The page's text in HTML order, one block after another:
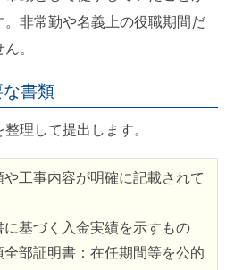
非常勤や名義上の役職期間だ
。
書類
理して提出します。
工事内容が明確に記載されて
に基づく入金実績を示すもの
部証明書：在任期間等を公的